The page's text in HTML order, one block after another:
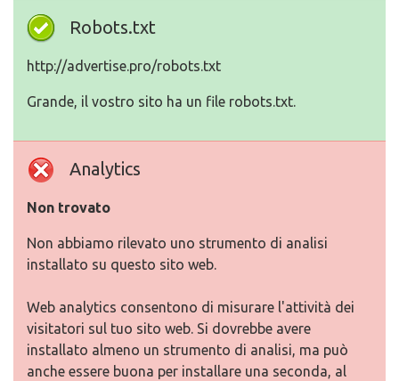
Robots.txt
http://advertise.pro/robots.txt
Grande, il vostro sito ha un file robots.txt.
Analytics
Non trovato
Non abbiamo rilevato uno strumento di analisi
installato su questo sito web.
Web analytics consentono di misurare l'attività dei
visitatori sul tuo sito web. Si dovrebbe avere
installato almeno un strumento di analisi, ma può
anche essere buona per installare una seconda, al